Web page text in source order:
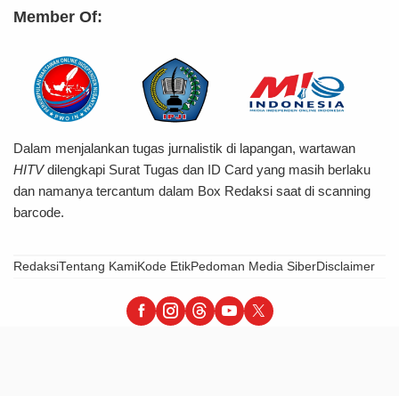
Member Of:
Dalam menjalankan tugas jurnalistik di lapangan, wartawan
HITVdilengkapi Surat Tugas dan ID Card yang masih berlaku
dan namanya tercantum dalam Box Redaksi saat di scanning
barcode.
RedaksiTentang KamiKode EtikPedoman Media SiberDisclaimer